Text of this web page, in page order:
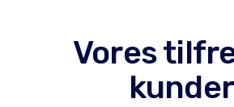
Vores
kunder